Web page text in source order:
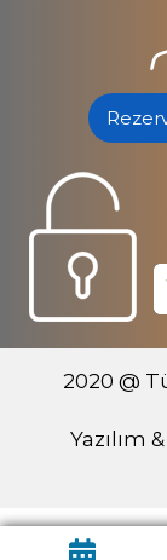
2020 @
Yazılım